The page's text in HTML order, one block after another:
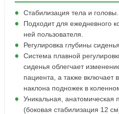
Стабилизация тела и головы.
Подходит для ежедневного
ней пользователя.
Регулировка глубины сиденья.
Система плавной
сиденья облегчает
пациента, а также включает
наклона подножек в
Уникальная, анатомическая
(боковая стабилизация 12